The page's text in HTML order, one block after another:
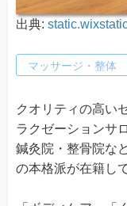
出典:
マッサージ・整体
クオリティの高い
ラクゼーションサ
鍼灸院・整骨院な
の本格派が在籍し